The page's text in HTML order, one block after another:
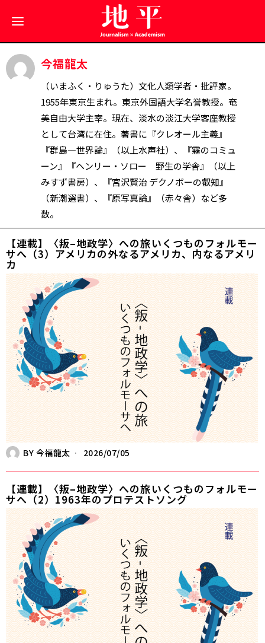
今福龍太
（いまふく・りゅうた）文化人類学者・批評家。
1955年東京生まれ。東京外国語大学名誉教授。奄
美自由大学主宰。現在、淡水の淡江大学客座教授
として台湾に在住。著書に『クレオール主義』
『群島―世界論』（以上水声社）、『霧のコミュ
ーン』『ヘンリー・ソロー 野生の学舎』（以上
みすず書房）、『宮沢賢治 デクノボーの叡知』
（新潮選書）、『原写真論』（赤々舎）など多
数。
【連載】〈叛–地政学〉への旅――いくつものフォルモー
サへ（3）アメリカの外なるアメリカ、内なるアメリ
カ
BY 今福龍太 2026/07/05
【連載】〈叛–地政学〉への旅――いくつものフォルモー
サへ（2）1963年のプロテストソング